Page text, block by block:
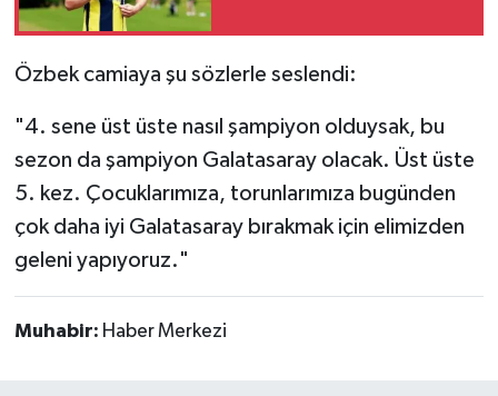
Özbek camiaya şu sözlerle seslendi:
"4. sene üst üste nasıl şampiyon olduysak, bu
sezon da şampiyon Galatasaray olacak. Üst üste
5. kez. Çocuklarımıza, torunlarımıza bugünden
çok daha iyi Galatasaray bırakmak için elimizden
geleni yapıyoruz."
Muhabir: Haber Merkezi